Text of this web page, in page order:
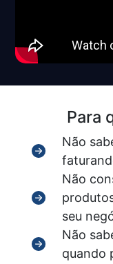
Para
Não
Não
seu
Não
quando